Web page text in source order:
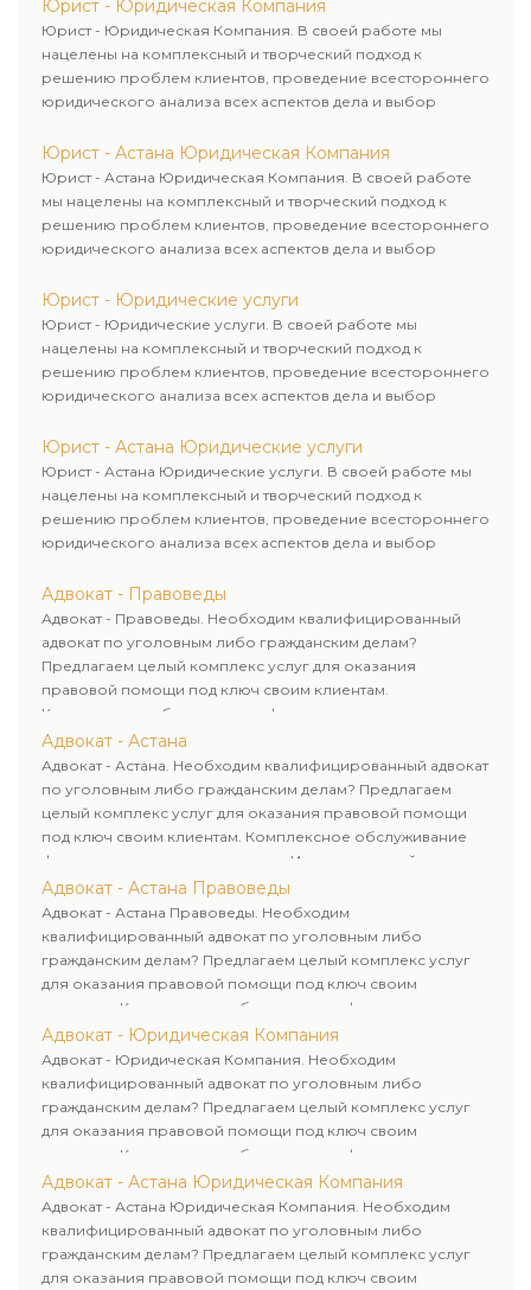
Юрист - Юридическая Компания
Юрист - Юридическая Компания. В своей работе мы
нацелены на комплексный и творческий подход к
решению проблем клиентов, проведение всестороннего
юридического анализа всех аспектов дела и выбор
Юрист - Астана Юридическая Компания
Юрист - Астана Юридическая Компания. В своей работе
мы нацелены на комплексный и творческий подход к
решению проблем клиентов, проведение всестороннего
юридического анализа всех аспектов дела и выбор
Юрист - Юридические услуги
Юрист - Юридические услуги. В своей работе мы
нацелены на комплексный и творческий подход к
решению проблем клиентов, проведение всестороннего
юридического анализа всех аспектов дела и выбор
Юрист - Астана Юридические услуги
Юрист - Астана Юридические услуги. В своей работе мы
нацелены на комплексный и творческий подход к
решению проблем клиентов, проведение всестороннего
юридического анализа всех аспектов дела и выбор
Адвокат - Правоведы
Адвокат - Правоведы. Необходим квалифицированный
адвокат по уголовным либо гражданским делам?
Предлагаем целый комплекс услуг для оказания
правовой помощи под ключ своим клиентам.
Комплексное обслуживание физических и юридических
лиц. Индивидуальный подход к каждому клиенту.
Адвокат - Астана
Адвокат - Астана. Необходим квалифицированный адвокат
по уголовным либо гражданским делам? Предлагаем
целый комплекс услуг для оказания правовой помощи
под ключ своим клиентам. Комплексное обслуживание
физических и юридических лиц. Индивидуальный подход к
каждому клиенту.
Адвокат - Астана Правоведы
Адвокат - Астана Правоведы. Необходим
квалифицированный адвокат по уголовным либо
гражданским делам? Предлагаем целый комплекс услуг
для оказания правовой помощи под ключ своим
клиентам. Комплексное обслуживание физических и
юридических лиц. Индивидуальный подход к каждому
клиенту.
Адвокат - Юридическая Компания
Адвокат - Юридическая Компания. Необходим
квалифицированный адвокат по уголовным либо
гражданским делам? Предлагаем целый комплекс услуг
для оказания правовой помощи под ключ своим
клиентам. Комплексное обслуживание физических и
юридических лиц. Индивидуальный подход к каждому
клиенту.
Адвокат - Астана Юридическая Компания
Адвокат - Астана Юридическая Компания. Необходим
квалифицированный адвокат по уголовным либо
гражданским делам? Предлагаем целый комплекс услуг
для оказания правовой помощи под ключ своим